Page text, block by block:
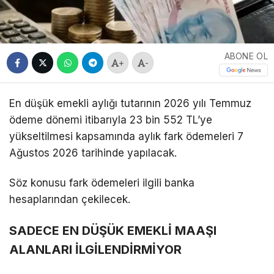
+ -
ABONE OL
En düşük emekli aylığı tutarının 2026 yılı Temmuz
ödeme dönemi itibarıyla 23 bin 552 TL’ye
yükseltilmesi kapsamında aylık fark ödemeleri 7
Ağustos 2026 tarihinde yapılacak.
Söz konusu fark ödemeleri ilgili banka
hesaplarından çekilecek.
SADECE EN DÜŞÜK EMEKLİ MAAŞI
ALANLARI İLGİLENDİRMİYOR